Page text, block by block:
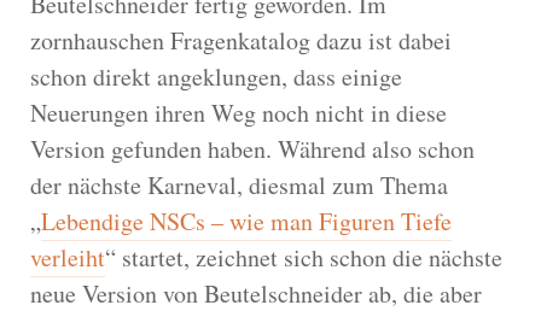
zornhauschen Fragenkatalog dazu ist dabei
schon direkt angeklungen, dass einige
Neuerungen ihren Weg noch nicht in diese
Version gefunden haben. Während also schon
der nächste Karneval, diesmal zum Thema
„Lebendige NSCs – wie man Figuren Tiefe
verleiht“ startet, zeichnet sich schon die nächste
neue Version von Beutelschneider ab, die aber